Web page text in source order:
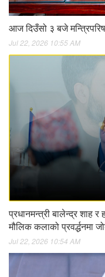
आज दिउँसो ३ बजे
Jul 22, 2026 10:55 AM
प्रधानमन्त्री बालेन्द्र
मौलिक कलाको प्रवर्द्धनमा
Jul 22, 2026 10:54 AM